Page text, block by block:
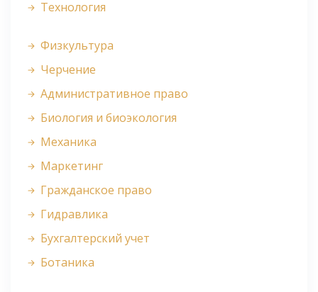
Технология
Физкультура
Черчение
Административное право
Биология и биоэкология
Механика
Маркетинг
Гражданское право
Гидравлика
Бухгалтерский учет
Ботаника